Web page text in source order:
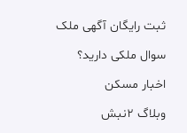
ثبت رایگان آگهی ملک
سوال ملکی دارید؟
اخبار مسکن
وبلاگ ۲نبش